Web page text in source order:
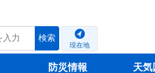
検索
現在地
防災情報 天気